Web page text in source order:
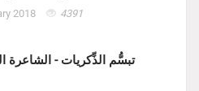
2018 4391
تبسُّم الذِّكريات - الشاعرة